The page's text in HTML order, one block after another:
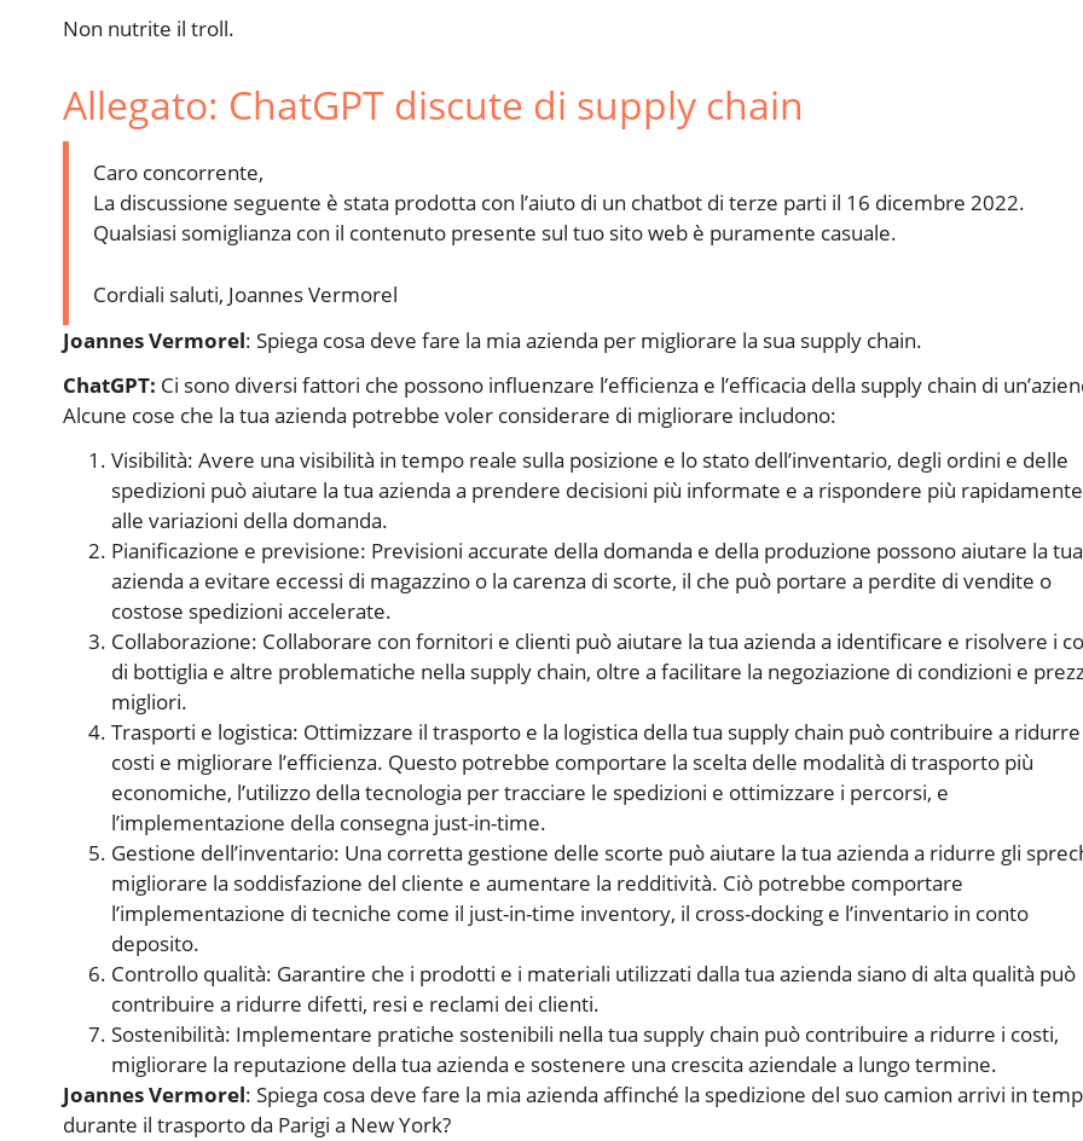
Non nutrite il troll.
Allegato: ChatGPT discute di supply chain
Caro concorrente,
La discussione seguente è stata prodotta con l’aiuto di un chatbot di terze parti il 16 dicembre 2022.
Qualsiasi somiglianza con il contenuto presente sul tuo sito web è puramente casuale.
Cordiali saluti, Joannes Vermorel
Joannes Vermorel: Spiega cosa deve fare la mia azienda per migliorare la sua supply chain.
ChatGPT: Ci sono diversi fattori che possono influenzare l’efficienza e l’efficacia della supply chain di
Alcune cose che la tua azienda potrebbe voler considerare di migliorare includono:
Visibilità: Avere una visibilità in tempo reale sulla posizione e lo stato dell’inventario, degli ordini e delle
spedizioni può aiutare la tua azienda a prendere decisioni più informate e a rispondere più rapidamente
alle variazioni della domanda.
Pianificazione e previsione: Previsioni accurate della domanda e della produzione possono aiutare la tua
azienda a evitare eccessi di magazzino o la carenza di scorte, il che può portare a perdite di vendite o
costose spedizioni accelerate.
Collaborazione: Collaborare con fornitori e clienti può aiutare la tua azienda a identificare e risolvere i
di bottiglia e altre problematiche nella supply chain, oltre a facilitare la negoziazione di condizioni e
migliori.
Trasporti e logistica: Ottimizzare il trasporto e la logistica della tua supply chain può contribuire a
costi e migliorare l’efficienza. Questo potrebbe comportare la scelta delle modalità di trasporto più
economiche, l’utilizzo della tecnologia per tracciare le spedizioni e ottimizzare i percorsi, e
l’implementazione della consegna just-in-time.
Gestione dell’inventario: Una corretta gestione delle scorte può aiutare la tua azienda a ridurre gli
migliorare la soddisfazione del cliente e aumentare la redditività. Ciò potrebbe comportare
l’implementazione di tecniche come il just-in-time inventory, il cross-docking e l’inventario in conto
deposito.
Controllo qualità: Garantire che i prodotti e i materiali utilizzati dalla tua azienda siano di alta qualità può
contribuire a ridurre difetti, resi e reclami dei clienti.
Sostenibilità: Implementare pratiche sostenibili nella tua supply chain può contribuire a ridurre i costi,
migliorare la reputazione della tua azienda e sostenere una crescita aziendale a lungo termine.
Joannes Vermorel: Spiega cosa deve fare la mia azienda affinché la spedizione del suo camion arrivi in
durante il trasporto da Parigi a New York?